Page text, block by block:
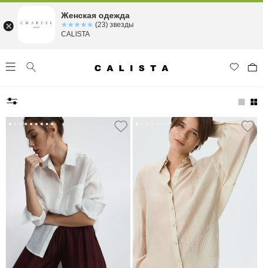
Женская одежда
☆☆☆☆☆
★★★★★ (23) звезды
CALISTA